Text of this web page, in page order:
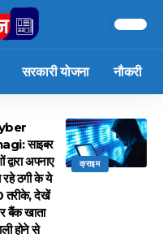
सरकारी योजना नौकरी
क्राइम
साइबर
द्वारा अपनाए
रहे ठगी के ये
तरीके, देखें
बैंक खाता
होने से